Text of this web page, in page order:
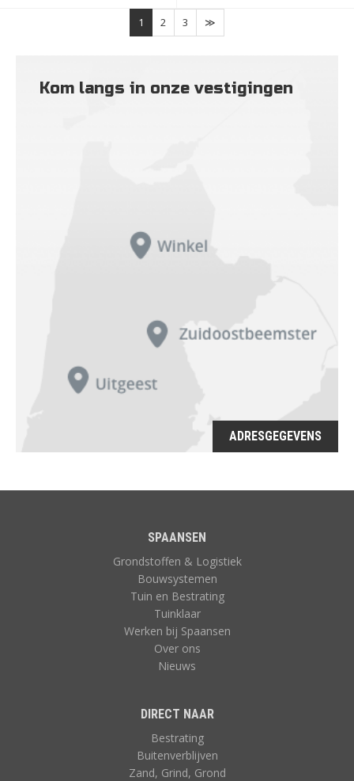
1 2 3
Kom langs in onze vestigingen
ADRESGEGEVENS
SPAANSEN
Grondstoffen & Logistiek
Bouwsystemen
Tuin en Bestrating
Tuinklaar
Werken bij Spaansen
Over ons
Nieuws
DIRECT NAAR
Bestrating
Buitenverblijven
Zand, Grind, Grond